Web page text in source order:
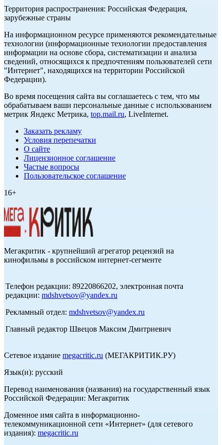
Территория распространения: Российская Федерация,
зарубежные страны
На информационном ресурсе применяются рекомендательные
технологии (информационные технологии предоставления
информации на основе сбора, систематизации и анализа
сведений, относящихся к предпочтениям пользователей сети
"Интернет", находящихся на территории Российской
Федерации).
Во время посещения сайта вы соглашаетесь с тем, что мы
обрабатываем ваши персональные данные с использованием
метрик Яндекс Метрика, top.mail.ru, LiveInternet.
Заказать рекламу
Условия перепечатки
О сайте
Лицензионное соглашение
Частые вопросы
Пользовательское соглашение
16+
Мегакритик - крупнейший агрегатор рецензий на
кинофильмы в российском интернет-сегменте
Телефон редакции: 89220866202, электронная почта
редакции: mdshvetsov@yandex.ru
Рекламный отдел: mdshvetsov@yandex.ru
Главный редактор Швецов Максим Дмитриевич
Сетевое издание megacritic.ru (МЕГАКРИТИК.РУ)
Язык(и): русский
Перевод наименования (названия) на государственный язык
Российской Федерации: Мегакритик
Доменное имя сайта в информационно-
телекоммуникационной сети «Интернет» (для сетевого
издания): megacritic.ru